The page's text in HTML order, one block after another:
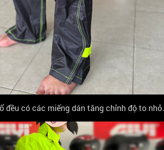
đều có các miếng dán tăng chỉnh độ to nhỏ.